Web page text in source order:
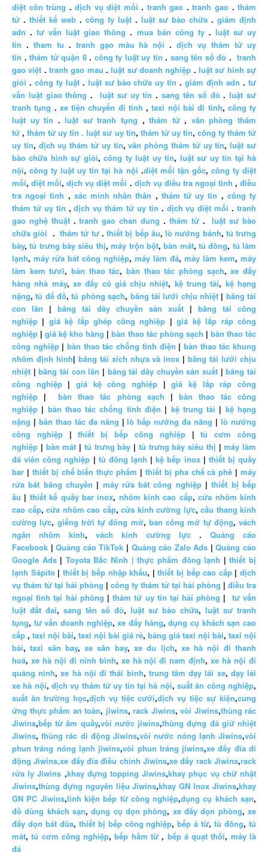
diệt côn trùng .dịch vụ diệt mối . tranh gao .tranh gao .thám
tử . thiết kế web . công ty luật . luật sư bào chữa . giám định
adn .tư vấn luật giao thông . mua bán công ty. luật sư uy
tín . tham tu . tranh gạo màu hà nội .dịch vụ thám tử uy
tín .thám tử quận 6. công ty luật uy tín . sang tên sổ đỏ .tranh
gao việt .tranh gao mau .luật sư doanh nghiệp .luật sư hình sự
giỏi . công ty luật. luật sư bào chữa uy tín .giám định adn .tư
vấn luật giao thông . luật sư uy tín .sang tên sổ đỏ.luật sư
tranh tụng . xe tiện chuyến đi tỉnh ,taxi nội bài đi tỉnh, công ty
luật uy tín .luật sư tranh tụng ,thám tử, văn phòng thám
tử ,thám tử uy tín . luật sư uy tín, thám tử uy tín, công ty thám tử
uy tín, dịch vụ thám tử uy tín,văn phòng thám tử uy tín,luật sư
bào chữa hình sự giỏi,công ty luật uy tín, luật sư uy tín tại hà
nội,công ty luật uy tín tại hà nội .diệt mối tận gốc, công ty diệt
mối,diệt mối,dịch vụ diệt mối . dịch vụ điều tra ngoại tình ,điều
tra ngoại tình , xác minh nhân thân , thám tử uy tín , công ty
thám tử uy tín ,dịch vụ thám tử uy tín . dịch vụ diệt mối .tranh
gao nghệ thuật.tranh gao chan dung . thám tử.luật sư bào
chữa giỏi .thám tử tư.thiết bị bếp âu,lò nướng bánh, tủ trưng
bày,tủ trưng bày siêu thị,máy trộn bột,bàn mát, tủ đông, tủ làm
lạnh, máy rửa bát công nghiệp, máy làm đá, máy làm kem, máy
làm kem tươi,bàn thao tác,bàn thao tác phòng sạch,xe đẩy
hàng nhà máy, xe đẩy có giá chịu nhiệt, kệ trung tải, kệ hạng
nặng,tủ để đồ,tủ phòng sạch, băng tải lưới chịu nhiệt| băng tải
con lăn | băng tải dây chuyền sản xuất | băng tải công
nghiệp | giá kệ lắp ghép công nghiệp |giá kệ lắp ráp công
nghiệp |giá kệ kho hàng |bàn thao tác phòng sạch | bàn thao tác
công nghiệp|bàn thao tác chống tĩnh điện | bàn thao tác khung
nhôm định hình| băng tải xích nhựa và inox |băng tải lưới chịu
nhiệt |băng tải con lăn | băng tải dây chuyền sản xuất |băng tải
công nghiệp|giá kệ công nghiệp |giá kệ lắp ráp công
nghiệp |bàn thao tác phòng sạch | bàn thao tác công
nghiệp | bàn thao tác chống tĩnh điện | kệ trung tải | kệ hạng
nặng | bàn thao tác đa năng |lò hấp nướng đa năng |lò nướng
công nghiệp|thiết bị bếp công nghiệp|tủ cơm công
nghiệp | bàn mát | tủ trưng bày | tủ trưng bày siêu thị |máy làm
đá viên công nghiệp | tủ đông lạnh |kệ bếp inox| thiết bị quầy
bar | thiết bị chế biến thực phẩm | thiết bị pha chế cà phê | máy
rửa bát băng chuyền | máy rửa bát công nghiệp|thiết bị bếp
âu | thiết kế quầy bar inox, nhôm kính cao cấp,cửa nhôm kính
cao cấp, cửa nhôm cao cấp, cửa kính cường lực, cầu thang kính
cường lực, giếng trời tự đóng mở, ban công mở tự động, vách
ngăn nhôm kính, vách kính cường lực . Quảng cáo
Facebook |Quảng cáo TikTok | Quảng cáo Zalo Ads |Quảng cáo
Google Ads| Toyota Bắc Ninh | thực phẩm đông lạnh |thiết bị
lạnh Sápito | thiết bị bếp nhập khẩu, |thiết bị bếp cao cấp|dịch
vụ thám tử tại hải phòng | công ty thám tử tại hải phòng | điều tra
ngoại tình tại hải phòng |thám tử uy tín tại hải phòng | tư vấn
luật đất đai, sang tên sổ đỏ, luật sư bào chữa, luật sư tranh
tụng, tư vấn doanh nghiệp,xe đẩy hàng,dụng cụ khách sạn cao
cấp , taxi nội bài, taxi nội bài giá rẻ, bảng giá taxi nội bài, taxi nội
bài,taxi sân bay,xe sân bay,xe du lịch, xe hà nội đi thanh
hoá, xe hà nội đi ninh bình, xe hà nội đi nam định,xe hà nội đi
quảng ninh,xe hà nội đi thái bình, trung tâm dạy lái xe, dạy lái
xe hà nội,dịch vụ thám tử uy tín tại hà nội,suất ăn công nghiệp,
suất ăn trường học,dịch vụ tiệc cưới,dịch vụ tiệc sự kiện,cung
ứng thực phẩm an toàn, jiwins, rack Jiwins, vòi Jiwins,thùng rác
Jiwins,bếp từ âm quầy,vòi nước jiwins,thùng đựng đá giữ nhiệt
Jiwins,thùng rác di động Jiwins,vòi nước nóng lạnh Jiwins,vòi
phun tráng nóng lạnh jiwins,vòi phun tráng jiwins,xe đẩy đĩa di
động Jiwins,xe đẩy đĩa điều chỉnh Jiwins,xe đẩy rack Jiwins,rack
rửa ly Jiwins ,khay đựng topping Jiwins,khay phục vụ chữ nhật
Jiwins,thùng đựng nguyên liệu Jiwins,khay GN Inox Jiwins,khay
GN PC Jiwins,linh kiện bếp từ công nghiệp,dụng cụ khách sạn,
đồ dùng khách sạn,dụng cụ dọn phòng, xe đẩy dọn phòng,xe
đẩy dọn bát đũa, thiết bị bếp công nghiệp,bếp á từ,tủ đông,tủ
mát,tủ cơm công nghiệp,bếp hầm từ , bếp á quạt thổi, máy là
đá